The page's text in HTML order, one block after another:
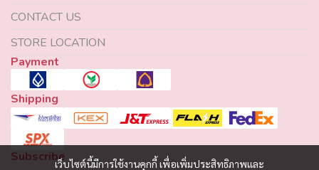
เว็บไซต์นี้มีการใช้งานคุกกี้ เพื่อเพิ่มประสิทธิภาพและ
CONTACT US
STORE LOCATION
Payment
Shipping
Subscribe